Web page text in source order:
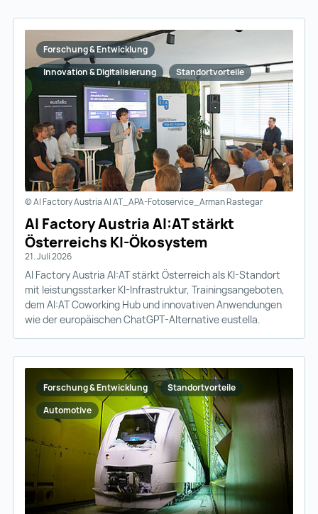
Forschung & Entwicklung
Innovation & Digitalisierung
Standortvorteile
© AI Factory Austria AI AT_APA-Fotoservice_Arman Rastegar
AI Factory Austria AI:AT stärkt
Österreichs KI-Ökosystem
21. Juli 2026
AI Factory Austria AI:AT stärkt Österreich als KI-Standort
mit leistungsstarker KI-Infrastruktur, Trainingsangeboten,
dem AI:AT Coworking Hub und innovativen Anwendungen
wie der europäischen ChatGPT-Alternative eustella.
Forschung & Entwicklung
Standortvorteile
Automotive